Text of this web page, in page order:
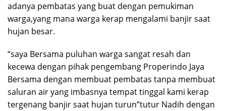
adanya pembatas yang buat dengan pemukiman
warga,yang mana warga kerap mengalami banjir saat
hujan besar.
“saya Bersama puluhan warga sangat resah dan
kecewa dengan pihak pengembang Properindo Jaya
Bersama dengan membuat pembatas tanpa membuat
saluran air yang imbasnya tempat tinggal kami kerap
tergenang banjir saat hujan turun”tutur Nadih dengan